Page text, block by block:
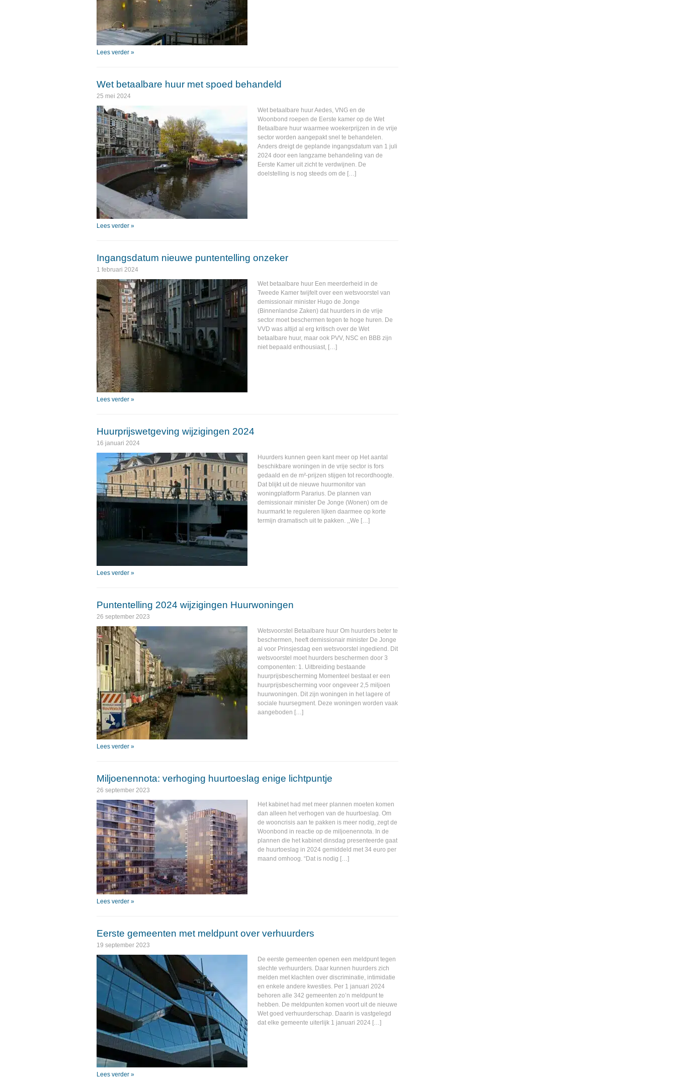
Lees verder »
Wet betaalbare huur met spoed behandeld
25 mei 2024
Lees verder »
Wet betaalbare huur Aedes, VNG en de
Woonbond roepen de Eerste kamer op de Wet
Betaalbare huur waarmee woekerprijzen in de vrije
sector worden aangepakt snel te behandelen.
Anders dreigt de geplande ingangsdatum van 1 juli
2024 door een langzame behandeling van de
Eerste Kamer uit zicht te verdwijnen. De
doelstelling is nog steeds om de […]
Ingangsdatum nieuwe puntentelling onzeker
1 februari 2024
Lees verder »
Wet betaalbare huur Een meerderheid in de
Tweede Kamer twijfelt over een wetsvoorstel van
demissionair minister Hugo de Jonge
(Binnenlandse Zaken) dat huurders in de vrije
sector moet beschermen tegen te hoge huren. De
VVD was altijd al erg kritisch over de Wet
betaalbare huur, maar ook PVV, NSC en BBB zijn
niet bepaald enthousiast, […]
Huurprijswetgeving wijzigingen 2024
16 januari 2024
Lees verder »
Huurders kunnen geen kant meer op Het aantal
beschikbare woningen in de vrije sector is fors
gedaald en de m²-prijzen stijgen tot recordhoogte.
Dat blijkt uit de nieuwe huurmonitor van
woningplatform Pararius. De plannen van
demissionair minister De Jonge (Wonen) om de
huurmarkt te reguleren lijken daarmee op korte
termijn dramatisch uit te pakken. ,,We […]
Puntentelling 2024 wijzigingen Huurwoningen
26 september 2023
Lees verder »
Wetsvoorstel Betaalbare huur Om huurders beter te
beschermen, heeft demissionair minister De Jonge
al voor Prinsjesdag een wetsvoorstel ingediend. Dit
wetsvoorstel moet huurders beschermen door 3
componenten: 1. Uitbreiding bestaande
huurprijsbescherming Momenteel bestaat er een
huurprijsbescherming voor ongeveer 2,5 miljoen
huurwoningen. Dit zijn woningen in het lagere of
sociale huursegment. Deze woningen worden vaak
aangeboden […]
Miljoenennota: verhoging huurtoeslag enige lichtpuntje
26 september 2023
Lees verder »
Het kabinet had met meer plannen moeten komen
dan alleen het verhogen van de huurtoeslag. Om
de wooncrisis aan te pakken is meer nodig, zegt de
Woonbond in reactie op de miljoenennota. In de
plannen die het kabinet dinsdag presenteerde gaat
de huurtoeslag in 2024 gemiddeld met 34 euro per
maand omhoog. “Dat is nodig […]
Eerste gemeenten met meldpunt over verhuurders
19 september 2023
Lees verder »
De eerste gemeenten openen een meldpunt tegen
slechte verhuurders. Daar kunnen huurders zich
melden met klachten over discriminatie, intimidatie
en enkele andere kwesties. Per 1 januari 2024
behoren alle 342 gemeenten zo’n meldpunt te
hebben. De meldpunten komen voort uit de nieuwe
Wet goed verhuurderschap. Daarin is vastgelegd
dat elke gemeente uiterlijk 1 januari 2024 […]